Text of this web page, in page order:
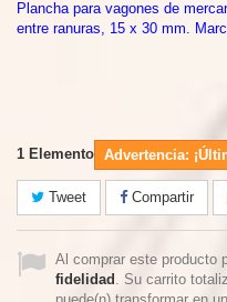
Plancha para vagones de
entre ranuras, 15 x 30 mm.
1 Elemento Advertencia:
Tweet Compartir
Al comprar este producto
fidelidad . Su carrito